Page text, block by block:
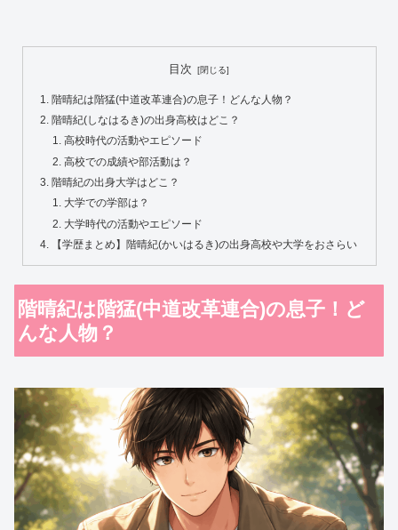
目次
階晴紀は階猛(中道改革連合)の息子！どんな人物？
階晴紀(しなはるき)の出身高校はどこ？
高校時代の活動やエピソード
高校での成績や部活動は？
階晴紀の出身大学はどこ？
大学での学部は？
大学時代の活動やエピソード
【学歴まとめ】階晴紀(かいはるき)の出身高校や大学をおさらい
階晴紀は階猛(中道改革連合)の息子！ど
んな人物？